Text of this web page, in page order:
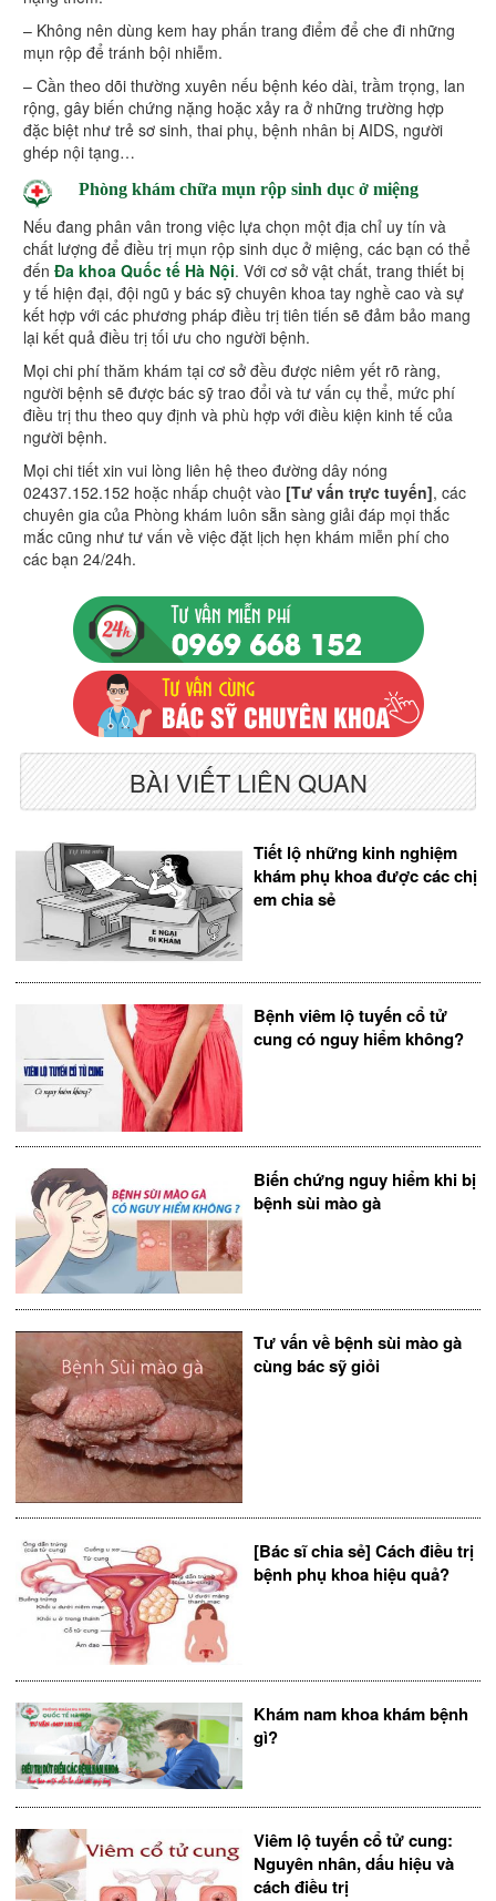
– Không nên dùng kem hay phấn trang điểm để che đi những
mụn rộp để tránh bội nhiễm.
– Cần theo dõi thường xuyên nếu bệnh kéo dài, trầm trọng, lan
rộng, gây biến chứng nặng hoặc xảy ra ở những trường hợp
đặc biệt như trẻ sơ sinh, thai phụ, bệnh nhân bị AIDS, người
ghép nội tạng…
Phòng khám chữa mụn rộp sinh dục ở miệng
Nếu đang phân vân trong việc lựa chọn một địa chỉ uy tín và
chất lượng để điều trị mụn rộp sinh dục ở miệng, các bạn có thể
đến Đa khoa Quốc tế Hà Nội. Với cơ sở vật chất, trang thiết bị
y tế hiện đại, đội ngũ y bác sỹ chuyên khoa tay nghề cao và sự
kết hợp với các phương pháp điều trị tiên tiến sẽ đảm bảo mang
lại kết quả điều trị tối ưu cho người bệnh.
Mọi chi phí thăm khám tại cơ sở đều được niêm yết rõ ràng,
người bệnh sẽ được bác sỹ trao đổi và tư vấn cụ thể, mức phí
điều trị thu theo quy định và phù hợp với điều kiện kinh tế của
người bệnh.
Mọi chi tiết xin vui lòng liên hệ theo đường dây nóng
02437.152.152 hoặc nhấp chuột vào [Tư vấn trực tuyến], các
chuyên gia của Phòng khám luôn sẵn sàng giải đáp mọi thắc
mắc cũng như tư vấn về việc đặt lịch hẹn khám miễn phí cho
các bạn 24/24h.
BÀI VIẾT LIÊN QUAN
Tiết lộ những kinh nghiệm
khám phụ khoa được các chị
em chia sẻ
Bệnh viêm lộ tuyến cổ tử
cung có nguy hiểm không?
Biến chứng nguy hiểm khi bị
bệnh sùi mào gà
Tư vấn về bệnh sùi mào gà
cùng bác sỹ giỏi
[Bác sĩ chia sẻ] Cách điều trị
bệnh phụ khoa hiệu quả?
Khám nam khoa khám bệnh
gì?
Viêm lộ tuyến cổ tử cung:
Nguyên nhân, dấu hiệu và
cách điều trị